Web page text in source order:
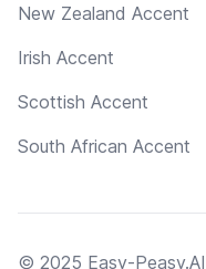
New Zealand Accent
Irish Accent
Scottish Accent
South African Accent
© 2025 Easy-